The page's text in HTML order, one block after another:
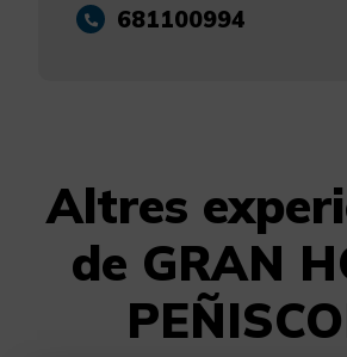
681100994
Altres
de GRAN